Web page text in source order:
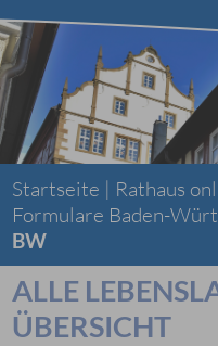
Startseite | Rathaus
Formulare Baden-
BW
ALLE
ÜBERSICHT